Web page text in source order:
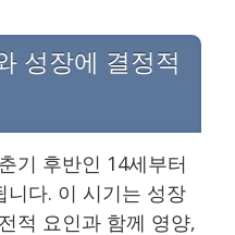
성장에 결정적
기 후반인 14세부터
니다. 이 시기는 성장
적 요인과 함께 영양,